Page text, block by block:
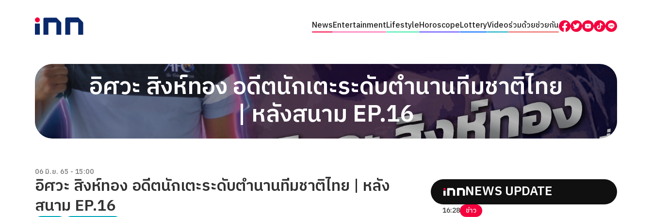
NewsEntertainmentLifestyleHoroscopeLotteryVideoร่วมด้วยช่วยกัน
อิศวะ สิงห์ทอง อดีตนักเตะระดับตำนานทีมชาติไทย
| หลังสนาม EP.16
06 มิ.ย. 65 - 15:00
อิศวะ สิงห์ทอง อดีตนักเตะระดับตำนานทีมชาติไทย | หลัง
สนาม EP.16
NEWS UPDATE
16:28 ข่าว